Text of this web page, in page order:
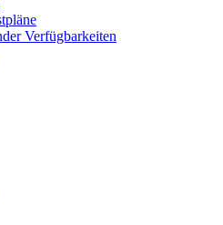
Verfügbarkeiten